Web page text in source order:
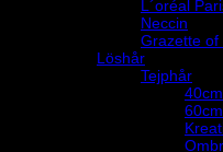
L´oréal
Neccin
Grazette of
Löshår
Tejphår
40cm
60cm